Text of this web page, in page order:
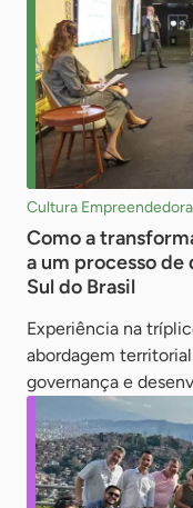
Cultura Empreendedora
Como a
a um processo
Sul do Brasil
Experiência na
abordagem
governança e